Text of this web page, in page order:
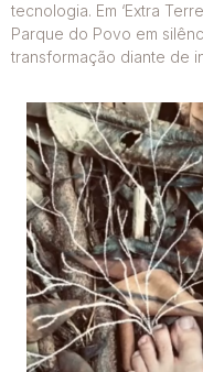
tecnologia. Em ‘Extra
Parque do Povo em
transformação diante de